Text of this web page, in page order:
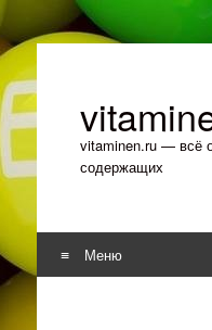
vitaminen.ru — всё
содержащих
Меню